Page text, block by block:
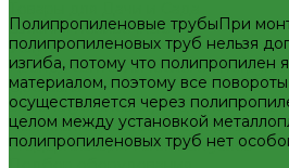
Шланги поливочные
Услуги
Аренда сантехнического
Доставка
Замена(установка) водосчетчиков
Комплектация объекта под ключ
Модернизация тепловых узлов
Полипропиленовые трубыПри
полипропиленовых труб нельзя
изгиба, потому что полипропилен
материалом, поэтому все
осуществляется через
целом между установкой
полипропиленовых труб нет